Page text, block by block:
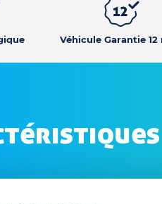
Véhicule Garantie 12